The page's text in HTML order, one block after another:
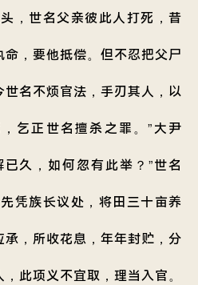
，世名父亲彼此人打死，昔
，要他抵偿。但不忍把父尸
名不烦官法，手刃其人，以
乞正世名擅杀之罪。”大尹
久，如何忽有此举？”世名
凭族长议处，将田三十亩养
，所收花息，年年封贮，分
此项义不宜取，理当入官。